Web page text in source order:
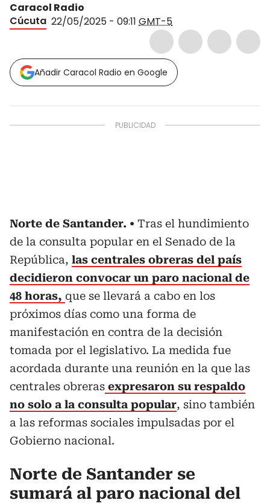
Caracol Radio
Cúcuta 22/05/2025 - 09:11 GMT-5
Añadir Caracol Radio en Google
Norte de Santander.
Tras el hundimiento
de la consulta popular en el Senado de la
República, las centrales obreras del país
decidieron convocar un paro nacional de
48 horas, que se llevará a cabo en los
próximos días como una forma de
manifestación en contra de la decisión
tomada por el legislativo. La medida fue
acordada durante una reunión en la que las
centrales obreras expresaron su respaldo
no solo a la consulta popular, sino también
a las reformas sociales impulsadas por el
Gobierno nacional.
Norte de Santander se
sumará al paro nacional del